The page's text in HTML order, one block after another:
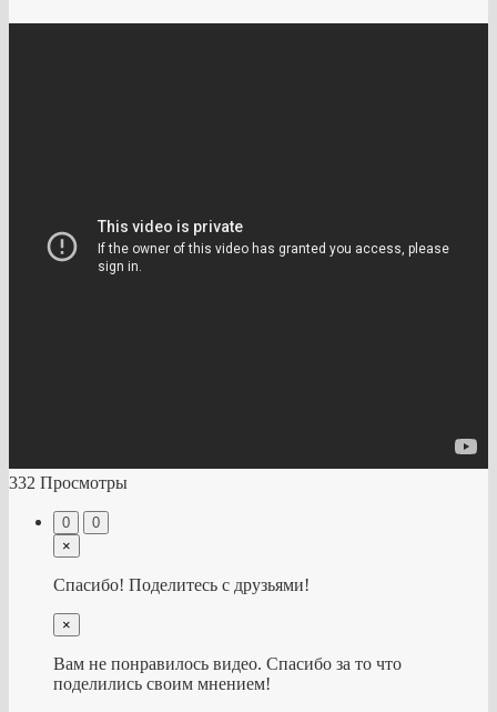
332 Просмотры
0
0
×
Спасибо! Поделитесь с друзьями!
×
Вам не понравилось видео. Спасибо за то что
поделились своим мнением!